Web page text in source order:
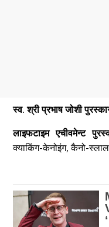
स्व. श्री प्रभाष जोशी
लाइफटाइम एचीवमेन्ट
क्याकिंग-केनोइंग, कैनो-